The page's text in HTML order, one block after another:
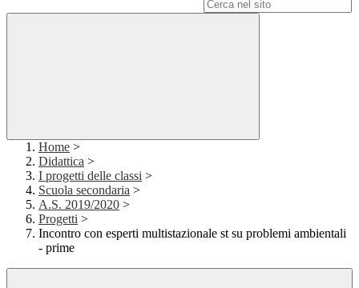
Home >
Didattica >
I progetti delle classi >
Scuola secondaria >
A.S. 2019/2020 >
Progetti >
Incontro con esperti multistazionale st su problemi ambientali
- prime